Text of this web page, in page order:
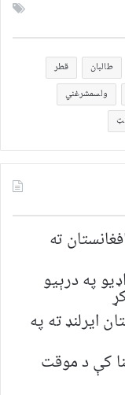
طالبان
قطر
ولسمشرغني
کډوال افغانستان ته
په درېیو
ایرلنډ ته په
کې د موقت